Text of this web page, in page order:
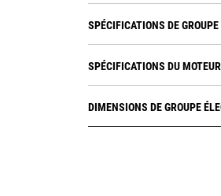
SPÉCIFICATIONS DE
SPÉCIFICATIONS DU MOTEUR
DIMENSIONS DE GROUPE